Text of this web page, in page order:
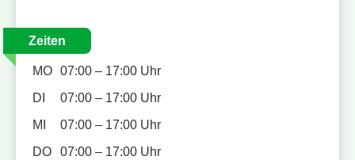
Zeiten
MO 07:00 – 17:00 Uhr
DI
07:00 – 17:00 Uhr
MI
07:00 – 17:00 Uhr
DO
07:00 – 17:00 Uhr